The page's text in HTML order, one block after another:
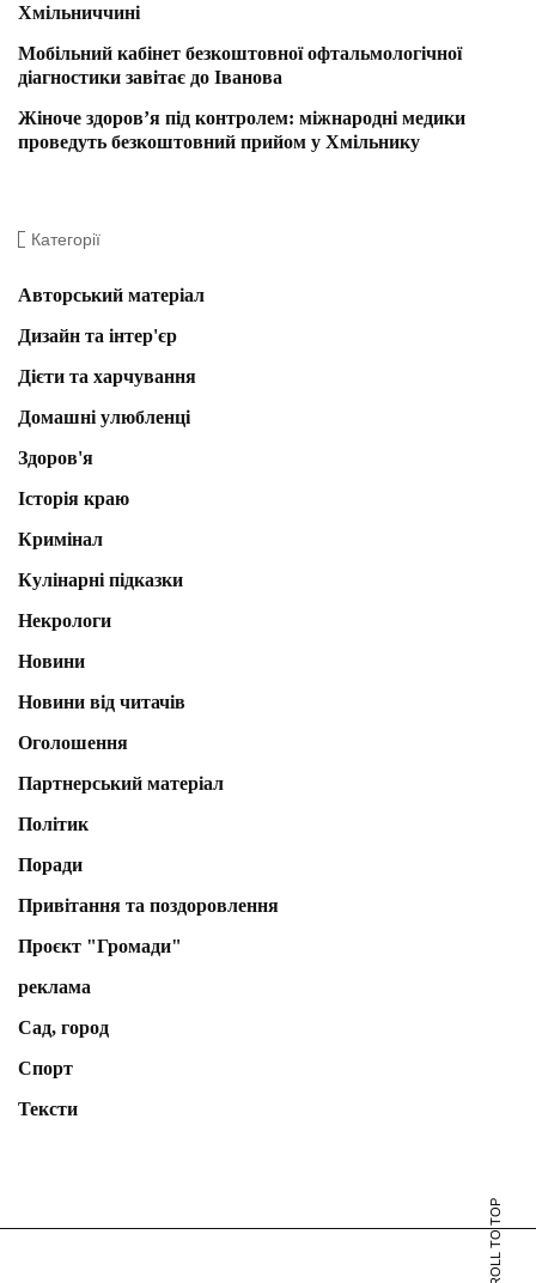
Хмільниччині
Мобільний кабінет безкоштовної офтальмологічної
діагностики завітає до Іванова
Жіноче здоров’я під контролем: міжнародні медики
проведуть безкоштовний прийом у Хмільнику
Категорії
Авторський матеріал
Дизайн та інтер'єр
Дієти та харчування
Домашні улюбленці
Здоров'я
Історія краю
Кримінал
Кулінарні підказки
Некрологи
Новини
Новини від читачів
Оголошення
Партнерський матеріал
Політик
Поради
Привітання та поздоровлення
Проєкт "Громади"
реклама
Сад, город
Спорт
Тексти
SCROLL TO TOP